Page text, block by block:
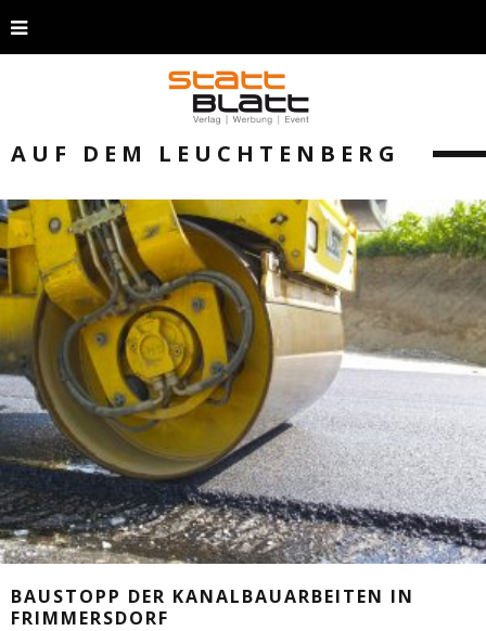
AUF DEM LEUCHTENBERG
BAUSTOPP DER KANALBAUARBEITEN IN
FRIMMERSDORF